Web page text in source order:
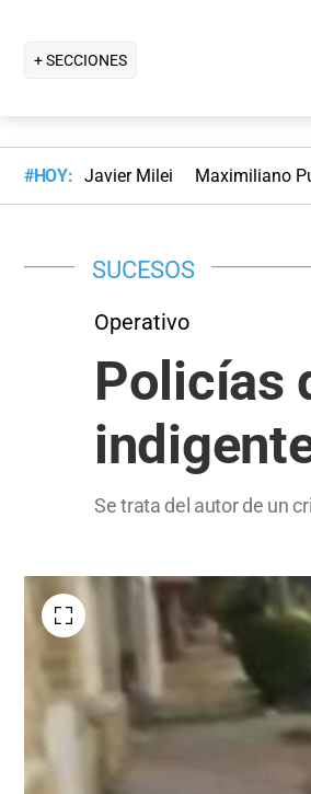
+ SECCIONES
#HOY: Javier Milei Maximiliano
SUCESOS
Operativo
Policías
Se trata del autor de un